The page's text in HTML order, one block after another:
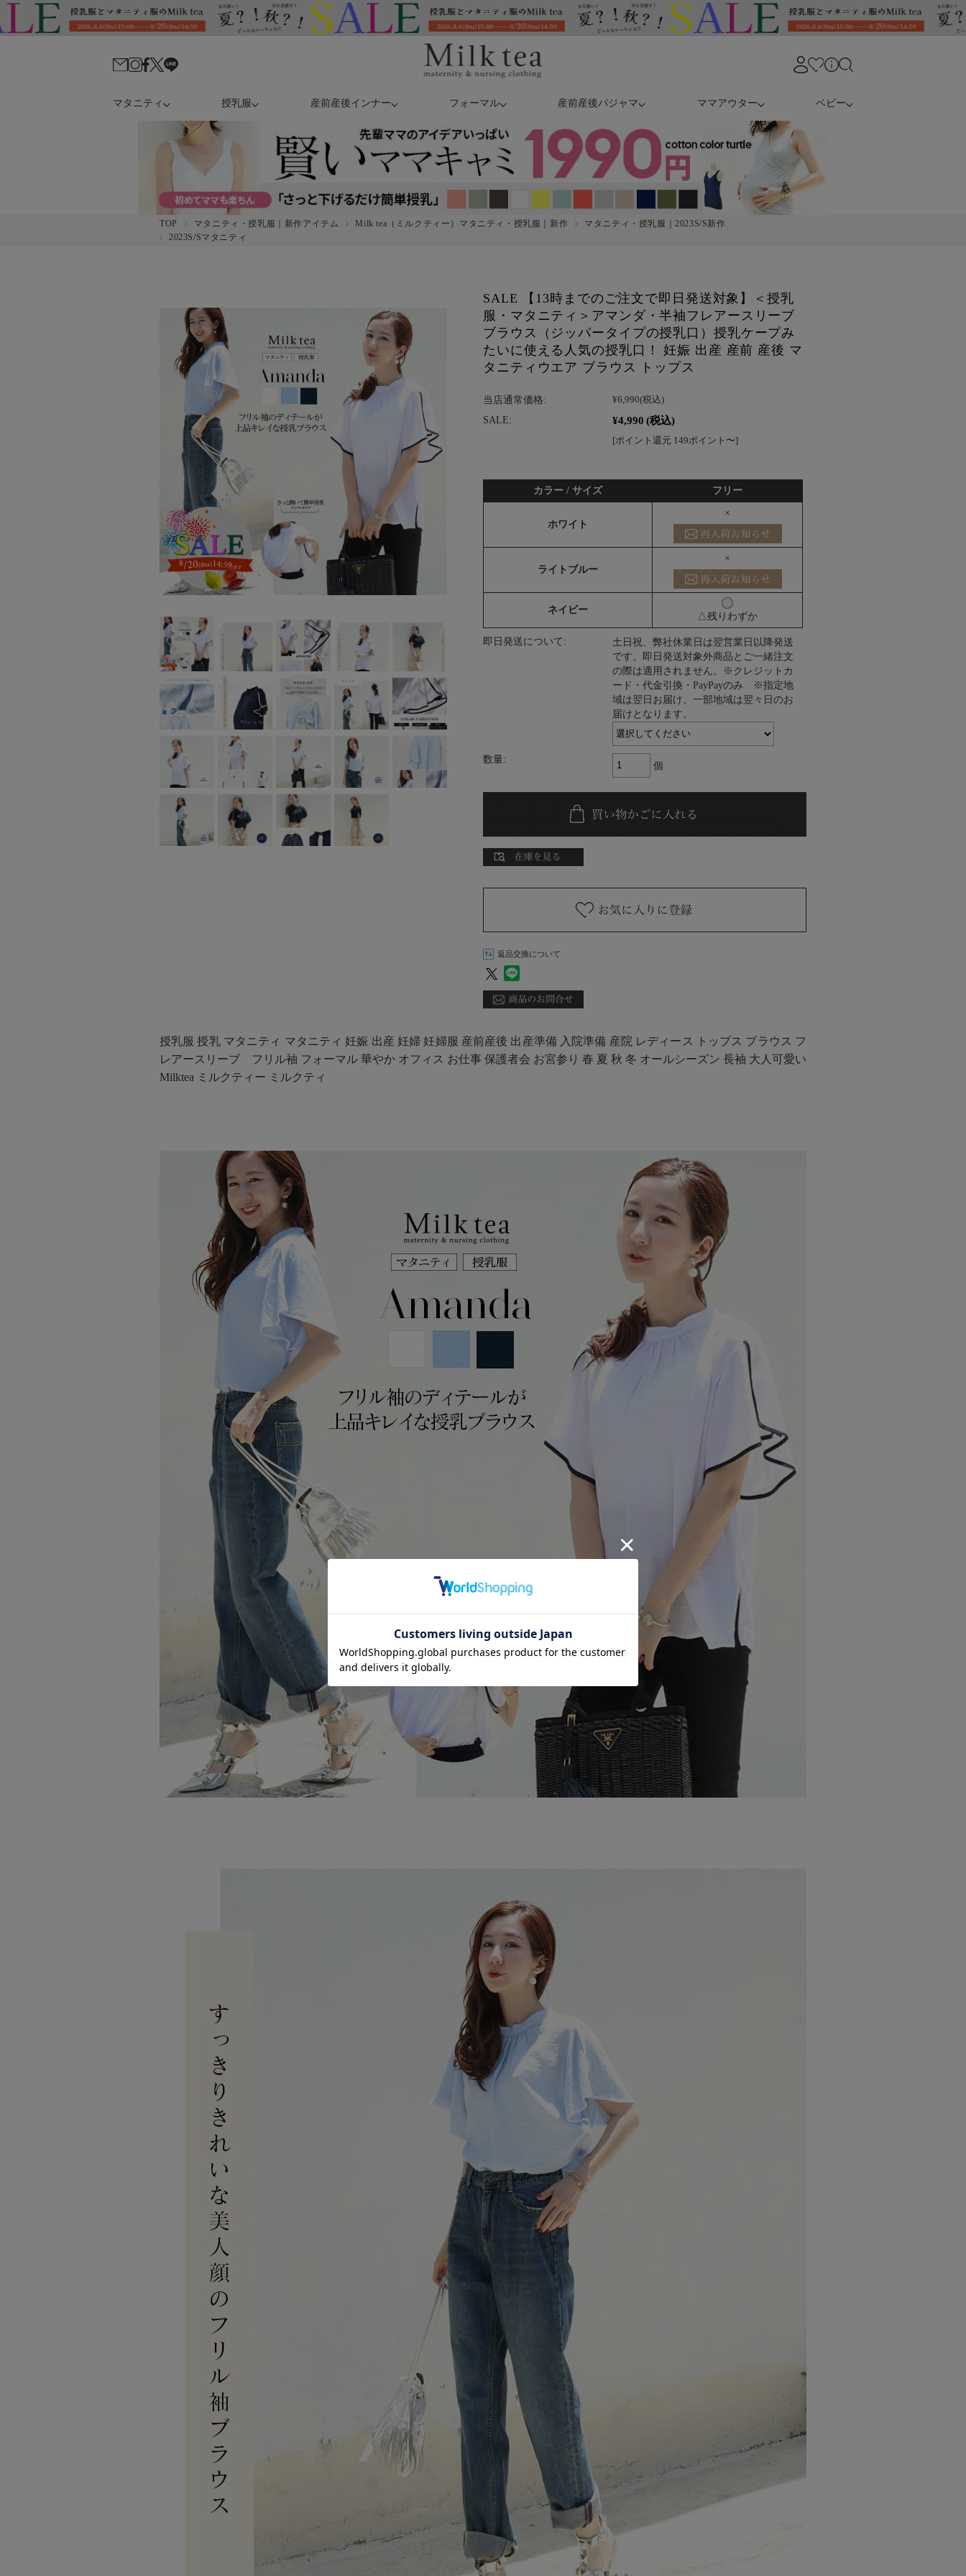
マタニティ 授乳服 産前産後インナー フォーマル 産前産後パジャマ ママアウター ベビー
TOP マタニティ・授乳服｜新作アイテム Milk tea（ミルクティー）マタニティ・授乳服｜新作
マタニティ・授乳服｜2023S/S新作
2023S/Sマタニティ
SALE 【13時までのご注文で即日発送対象】＜授乳
服・マタニティ＞アマンダ・半袖フレアースリーブ
ブラウス（ジッパータイプの授乳口）授乳ケープみ
たいに使える人気の授乳口！ 妊娠 出産 産前 産後 マ
タニティウエア ブラウス トップス
当店通常価格: ¥6,990(税込)
SALE: ¥4,990 (税込)
[ポイント還元 149ポイント〜]
カラー / サイズ フリー
ホワイト
×
ライトブルー
×
ネイビー
△残りわずか
即日発送について:
土日祝、弊社休業日は翌営業日以降発送
です。即日発送対象外商品とご一緒注文
の際は適用されません。※クレジットカ
ード・代金引換・PayPayのみ ※指定地
域は翌日お届け、一部地域は翌々日のお
届けとなります。
数量:
個
返品交換について
授乳服 授乳 マタニティ マタニティ 妊娠 出産 妊婦 妊婦服 産前産後 出産準備 入院準備 産院 レディース トップス ブラウス フ
レアースリーブ フリル袖 フォーマル 華やか オフィス お仕事 保護者会 お宮参り 春 夏 秋 冬 オールシーズン 長袖 大人可愛い
Milktea ミルクティー ミルクティ